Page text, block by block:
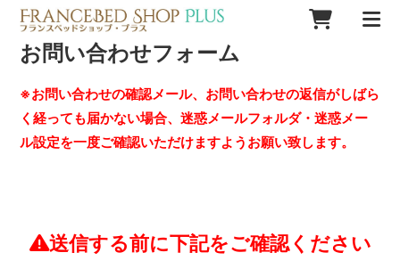
お問い合わせフォーム
※お問い合わせの確認メール、お問い合わせの返信がしばら
く経っても届かない場合、迷惑メールフォルダ・迷惑メー
ル設定を一度ご確認いただけますようお願い致します。
送信する前に下記をご確認ください